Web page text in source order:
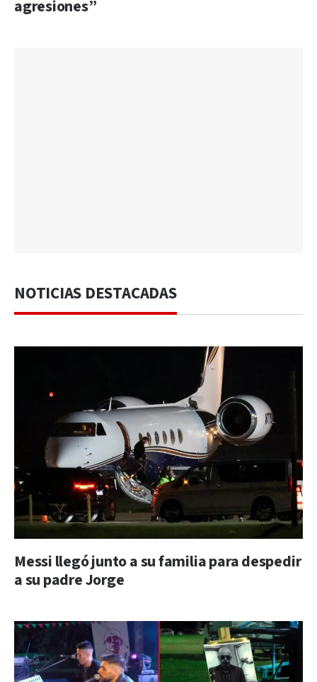
agresiones”
NOTICIAS DESTACADAS
Messi llegó junto a su familia para despedir
a su padre Jorge